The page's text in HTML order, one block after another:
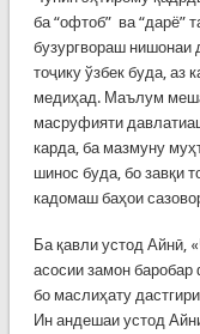
ба “офтоб” ва “дарё”
бузургвораш нишонаи
тоҷику ўзбек буда, аз
медиҳад. Маълум
масруфияти
карда, ба мазмуну
шинос буда, бо завқи
кадомаш баҳои
Ба қавли устод Айнӣ,
асосии замон
бо маслиҳату
Ин андешаи устод